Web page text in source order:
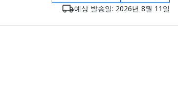
예상 발송일: 2026년 8월 11일